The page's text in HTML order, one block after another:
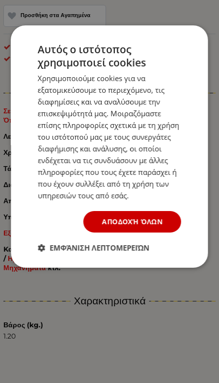
Προσθήκη στα Αγαπημένα
LED Οπίσθιοι Φανοί
Πληροφορίες
Σετ Φανάρια Φορτηγού με Μπρίζα 12V / 24V Φρένων - Φλας -
Όπισθεν - Πορείας - Πινακίδα 46cm x 13cm
Λειτουργίες :Φρένων/ Φλάς / Όπισθεν/ Πορείας /
Χρώμα:
Κόκκινο/ Πορτοκαλί / Λευκό
Τάση Λειτουργίας:
12V / 24V
Διαστάσεις: Μήκος: 463mm Πλάτος: 130mm Ύψος: 85mm
Απόσταση μεταξύ των μπουλονιών: 15 cm
Υποδοχή υποδοχής AMP 1,5 / 6 ακίδες
Εξαιρετική εμφάνιση με Πρίζα καλωδίου.
Kατάλληλος για όλα τα Αυτοκίνητα:Pick-Up
/ Ημιφορτηγά
Μηχανήματακτλ.
Χαρακτηριστικά
Βάρος (kg.)
1.20
Αυτός ο ιστότοπος
χρησιμοποιεί cookies
Χρησιμοποιούμε cookies για να
εξατομικεύσουμε το περιεχόμενο, τις
διαφημίσεις και να αναλύσουμε την
επισκεψιμότητά μας. Μοιραζόμαστε
επίσης πληροφορίες σχετικά με τη χρήση
του ιστότοπού μας με τους συνεργάτες
διαφήμισης και ανάλυσης, οι οποίοι
ενδέχεται να τις συνδυάσουν με άλλες
πληροφορίες που τους έχετε παράσχει ή
που έχουν συλλέξει από τη χρήση των
υπηρεσιών τους από εσάς.
ΑΠΟΔΟΧΉ ΌΛΩΝ
ΕΜΦΆΝΙΣΗ ΛΕΠΤΟΜΕΡΕΙΏΝ